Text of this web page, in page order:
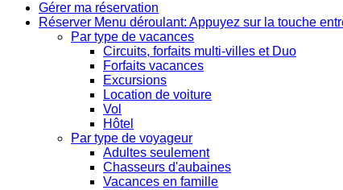
Gérer ma réservation
Réserver Menu déroulant: Appuyez sur la touche
Par type de vacances
Circuits, forfaits multi-villes et Duo
Forfaits vacances
Excursions
Location de voiture
Vol
Hôtel
Par type de voyageur
Adultes seulement
Chasseurs d'aubaines
Vacances en famille